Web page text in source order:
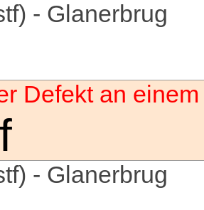
- Glanerbrug
Defekt an
- Glanerbrug